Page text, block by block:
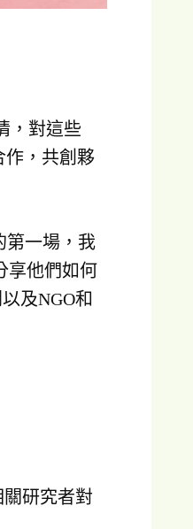
，對這些
作，共創夥
第一場，我
享他們如何
及NGO和
研究者對